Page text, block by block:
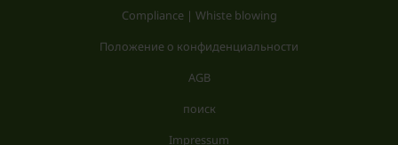
Compliance | Whiste blowing
Положение о конфиденциальности
AGB
поиск
Impressum